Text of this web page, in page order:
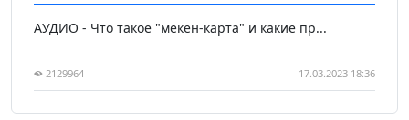
АУДИО - Что такое "мекен-карта" и какие пр...
2129964 17.03.2023 18:36